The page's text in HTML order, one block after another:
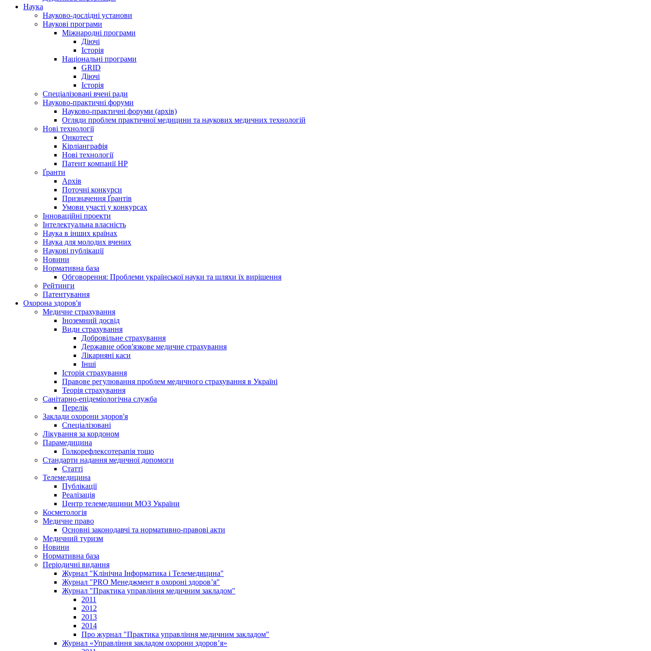
Наука
Науково-дослідні установи
Наукові програми
Міжнародні програми
Діючі
Історія
Національні програми
GRID
Діючі
Історія
Спеціалізовані вчені ради
Науково-практичні форуми
Науково-практичні форуми (архів)
Огляди проблем практичної медицини та наукових медичних технологій
Нові технології
Онкотест
Кірліанграфія
Нові технології
Патент компанії HP
Ґранти
Архів
Поточні конкурси
Призначення Ґрантів
Умови участі у конкурсах
Інноваційні проекти
Інтелектуальна власність
Наука в інших країнах
Наука для молодих вчених
Наукові публікації
Новини
Нормативна база
Обговорення: Проблеми української науки та шляхи їх вирішення
Рейтинги
Патентування
Охорона здоров'я
Медичне страхування
Іноземний досвід
Види страхування
Добровільне страхування
Державне обов'язкове медичне страхування
Лікарняні каси
Інші
Історія страхування
Правове регулювання проблем медичного страхування в Україні
Теорія страхування
Санітарно-епідеміологічна служба
Перелік
Заклади охорони здоров'я
Спеціалізовані
Лікування за кордоном
Парамедицина
Голкорефлексотерапія тощо
Стандарти надання медичної допомоги
Статті
Телемедицина
Публікації
Реалізація
Центр телемедицини МОЗ України
Косметологія
Медичне право
Основні законодавчі та нормативно-правові акти
Медичний туризм
Новини
Нормативна база
Періодичні видання
Журнал "Клінічна Інформатика і Телемедицина"
Журнал "PRO Менеджмент в охороні здоров’я"
Журнал "Практика управління медичним закладом"
2011
2012
2013
2014
Про журнал "Практика управління медичним закладом"
Журнал «Управління закладом охорони здоров’я»